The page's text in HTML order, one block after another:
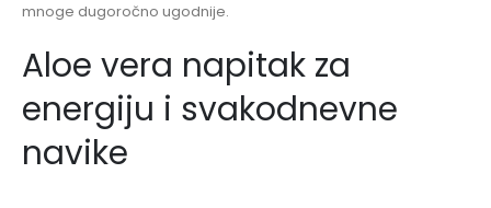
mnoge dugoročno ugodnije.
Aloe vera napitak za
energiju i svakodnevne
navike